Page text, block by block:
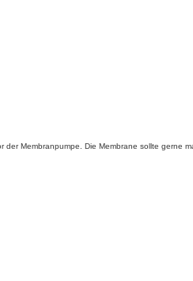
Membranpumpe. Die Membrane sollte gerne